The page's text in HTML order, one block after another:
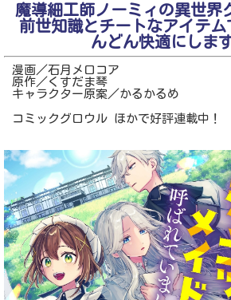
魔導細工師ノーミィの異世界
前世知識とチートなアイテ
んどん快適にしま
漫画／石月メロコア
原作／くすだま琴
キャラクター原案／かるかるめ
コミックグロウル ほかで好評連載中！